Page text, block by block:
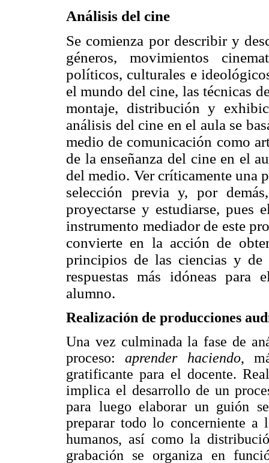
Análisis del cine
Se comienza por describir y
géneros, movimientos
políticos, culturales e
el mundo del cine, las técnicas
montaje, distribución y
análisis del cine en el aula se
medio de comunicación como
de la enseñanza del cine en el
del medio. Ver críticamente una
selección previa y, por
proyectarse y estudiarse, pues
instrumento mediador de este
convierte en la acción de
principios de las ciencias y
respuestas más idóneas para
alumno.
Realización de producciones
Una vez culminada la fase de
proceso:aprender haciendo,
gratificante para el docente.
implica el desarrollo de un
para luego elaborar un guión
preparar todo lo concerniente a
humanos, así como la
grabación se organiza en